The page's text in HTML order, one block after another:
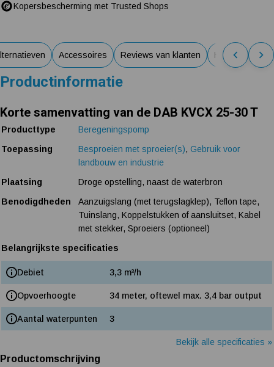
Kopersbescherming met Trusted Shops
Accessoires Reviews van klanten Handleidingen
Productinformatie
Korte samenvatting van de DAB KVCX 25-30 T
Producttype
Beregeningspomp
Toepassing
Besproeien met sproeier(s), Gebruik voor
landbouw en industrie
Plaatsing
Droge opstelling, naast de waterbron
Benodigdheden
Aanzuigslang (met terugslagklep), Teflon tape,
Tuinslang, Koppelstukken of aansluitset, Kabel
met stekker, Sproeiers (optioneel)
Belangrijkste specificaties
Debiet 3,3 m³/h
Opvoerhoogte 34 meter, oftewel max. 3,4 bar output
Aantal waterpunten 3
Bekijk alle specificaties »
Productomschrijving